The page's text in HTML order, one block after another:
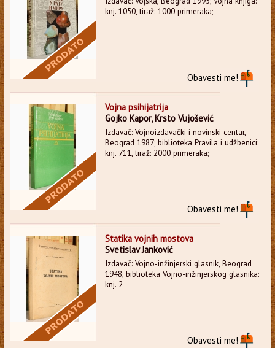
knj. 1050, tiraž: 1000 primeraka;
Obavesti me!
Vojna psihijatrija
Gojko Kapor, Krsto Vujošević
Izdavač: Vojnoizdavački i novinski centar,
Beograd 1987; biblioteka Pravila i udžbenici:
knj. 711, tiraž: 2000 primeraka;
Obavesti me!
Statika vojnih mostova
Svetislav Janković
Izdavač: Vojno-inžinjerski glasnik, Beograd
1948; biblioteka Vojno-inžinjerskog glasnika:
knj. 2
Obavesti me!